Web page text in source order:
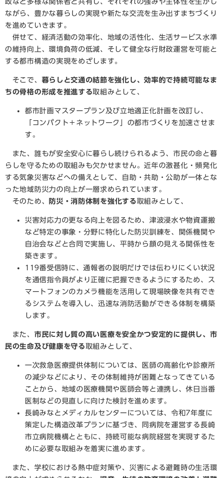
政など多様な関係者と共有し、それぞれの強みや主体性を生かし
ながら、豊かな暮らしの実現や新たな交流を生み出すまちづくり
を進めていきます。
併せて、経済活動の効率化、地域の活性化、生活サービス水準
の維持向上、環境負荷の低減、そして健全な行財政運営を可能と
する都市構造の実現をめざします。
​そこで、 暮らしと交通の結節を強化し、効率的で持続可能なま
ちの骨格の形成を推進する取組みとして、
都市計画マスタープラン及び立地適正化計画を改訂し、
「コンパクト＋ネットワーク」の都市づくりを加速させま
す。
また、誰もが安全安心に暮らし続けられるよう、市民の命と暮
らしを守るための取組みも欠かせません。近年の激甚化・頻発化
する気象災害などへの備えとして、自助・共助・公助が一体とな
った地域防災力の向上が一層求められています。
そのため、
防災・消防体制を強化する取組みとして、
災害対応力の更なる向上を図るため、津波浸水や物資運搬
など特定の事象・分野に特化した防災訓練を、関係機関や
自治会などと合同で実施し、平時から顔の見える関係性を
築きます。
119番受信時に、通報者の説明だけでは伝わりにくい状況
を通信指令員がより正確に把握できるようにするため、ス
マートフォンのカメラ機能を活用して現場映像を共有でき
るシステムを導入し、迅速な消防活動ができる体制を構築
します。
また、 市民に対し質の高い医療を安全かつ安定的に提供し、市
民の生命及び健康を守る取組みとして、
一次救急医療提供体制については、医師の高齢化や診療所
の減少などにより、その体制維持が困難となってきている
ことから、地域の医療機関や医師会等と連携し、休日当番
医制などの見直しに向けた検討を進めます。
長崎みなとメディカルセンターについては、令和7年度に
策定した構造改革プランに基づき、同病院を運営する長崎
市立病院機構とともに、持続可能な病院経営を実現するた
めに必要な取組みを着実に進めます。
また、学校における熱中症対策や、災害による避難時の生活環